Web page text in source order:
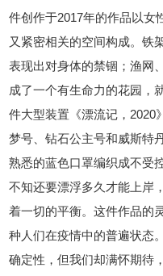
件创作于2017年的作品以女
又紧密相关的空间构成。铁
表现出对身体的禁锢；渔网
成了一个有生命力的花园，
件大型装置《漂流记，2020
梦号、钻石公主号和威斯特
熟悉的蓝色口罩编织成不受
不知还要漂浮多久才能上岸
着一切的平衡。这件作品的
种人们在疫情中的普遍状态
确定性，但我们却满怀期待